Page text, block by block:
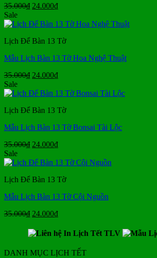
35.000₫ Giá
là:
24.000₫Giá
tại
24.000₫.
Sale
Lịch Để Bàn 13 Tờ
Mẫu Lịch Bàn 13 Tờ Hoa Nghệ Thuật
35.000₫ Giá
là:
24.000₫Giá
tại
24.000₫.
Sale
Lịch Để Bàn 13 Tờ
Mẫu Lịch Bàn 13 Tờ Bonsai Tài Lộc
35.000₫ Giá
là:
24.000₫Giá
tại
24.000₫.
Sale
Lịch Để Bàn 13 Tờ
Mẫu Lịch Bàn 13 Tờ Cội Nguồn
35.000₫ Giá
là:
24.000₫Giá
tại
là:
24.000₫.
DANH MỤC LỊCH TẾT